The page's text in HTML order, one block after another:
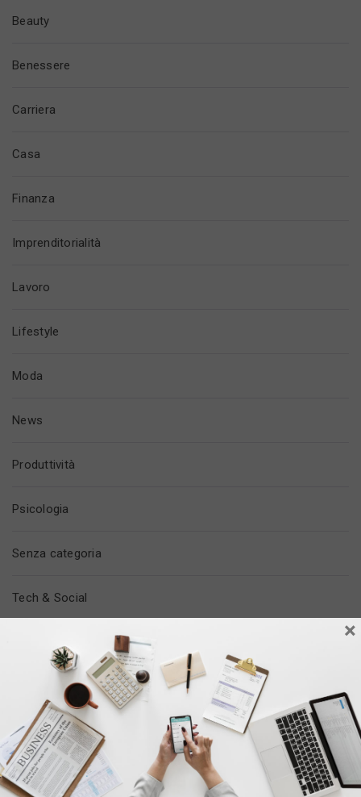
Beauty
Benessere
Carriera
Casa
Finanza
Imprenditorialità
Lavoro
Lifestyle
Moda
News
Produttività
Psicologia
Senza categoria
Tech & Social
Trovare Lavoro
Vita In Ufficio
×